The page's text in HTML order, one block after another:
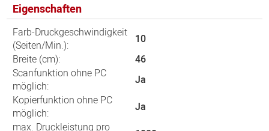
Eigenschaften
Farb-Druckgeschwindigkeit
(Seiten/Min.):
10
Breite (cm):
46
Scanfunktion ohne PC
möglich:
Ja
Kopierfunktion ohne PC
möglich:
Ja
max. Druckleistung pro